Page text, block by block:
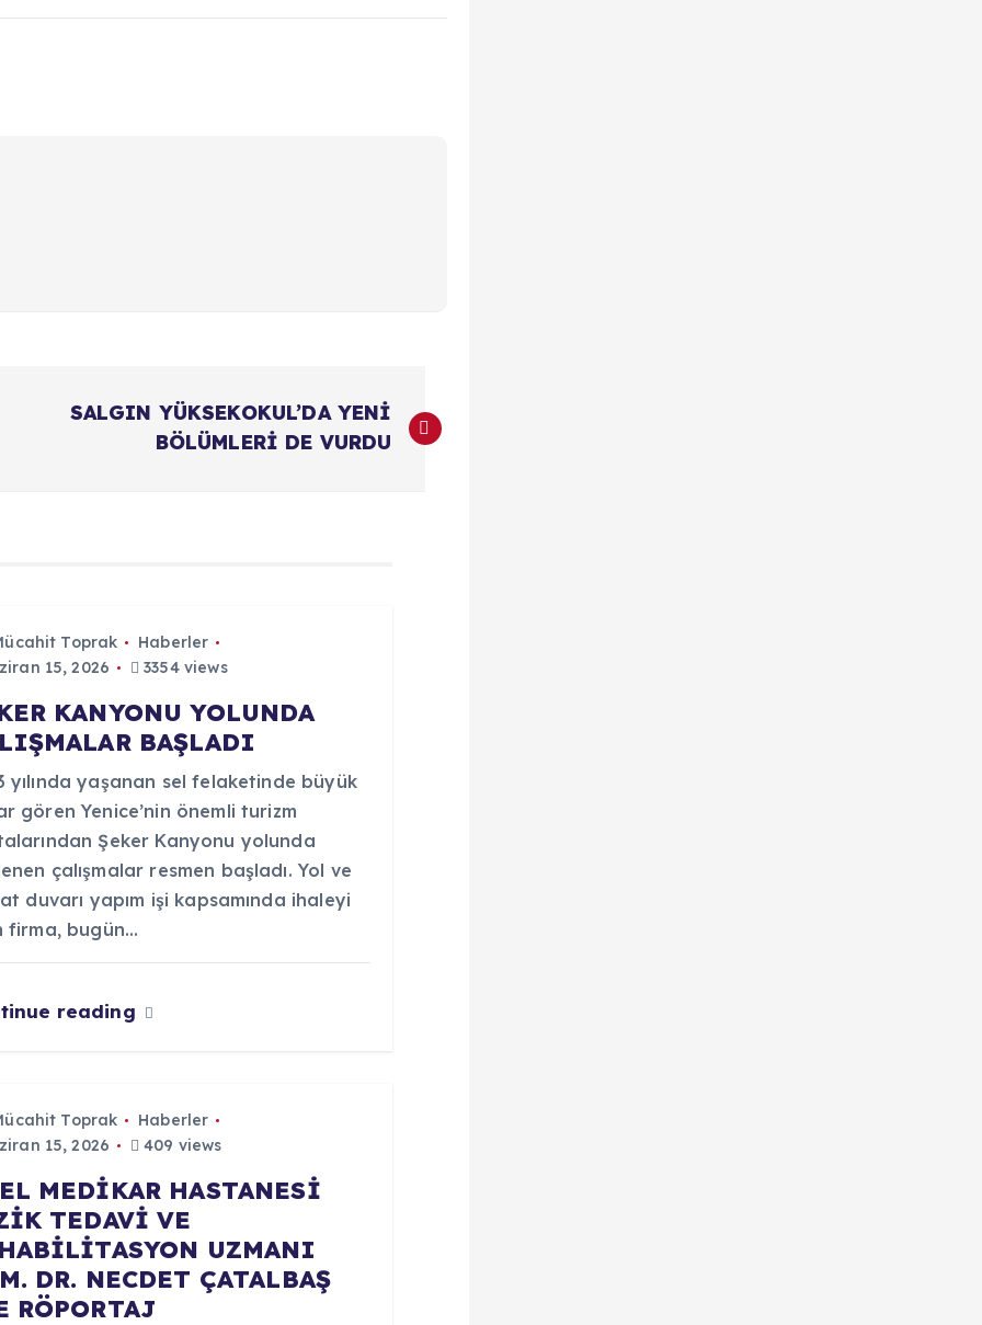
SALGIN YÜKSEKOKUL’DA YENİ
BÖLÜMLERİ DE VURDU
Toprak
Haberler
15, 2026
3354 views
KANYONU YOLUNDA
BAŞLADI
yılında yaşanan sel felaketinde büyük
gören Yenice’nin önemli turizm
Şeker Kanyonu yolunda
çalışmalar resmen başladı. Yol ve
duvarı yapım işi kapsamında ihaleyi
firma, bugün…
reading
Toprak
Haberler
15, 2026
409 views
MEDİKAR HASTANESİ
TEDAVİ VE
UZMANI
DR. NECDET ÇATALBAŞ
RÖPORTAJ